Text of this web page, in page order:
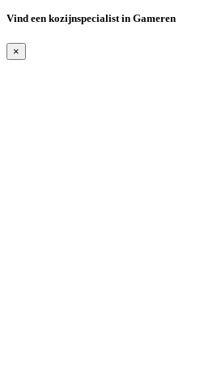
Vind een kozijnspecialist in Gameren
×